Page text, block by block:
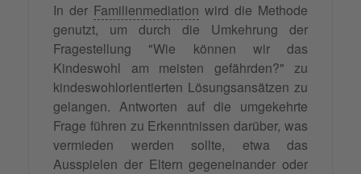
In der Familienmediation wird die Methode
genutzt, um durch die Umkehrung der
Fragestellung "Wie können wir das
Kindeswohl am meisten gefährden?" zu
kindeswohlorientierten Lösungsansätzen zu
gelangen. Antworten auf die umgekehrte
Frage führen zu Erkenntnissen darüber, was
vermieden werden sollte, etwa das
Ausspielen der Eltern gegeneinander oder